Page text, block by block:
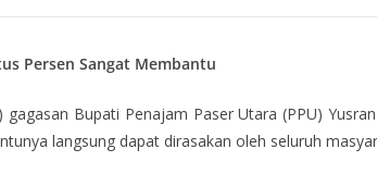
Persen Sangat Membantu
Bupati Penajam Paser Utara (PPU)
langsung dapat dirasakan oleh seluruh